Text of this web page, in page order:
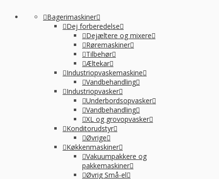
Bagerimaskiner
Dej forberedelse
Dejæltere og mixere
Røremaskiner
Tilbehør
Æltekar
Industriopvaskemaskine
Vandbehandling
Industriopvasker
Underbordsopvasker
Vandbehandling
XL og grovopvasker
Konditorudstyr
Øvrige
Køkkenmaskiner
Vakuumpakkere og
pakkemaskiner
Øvrig Små-el